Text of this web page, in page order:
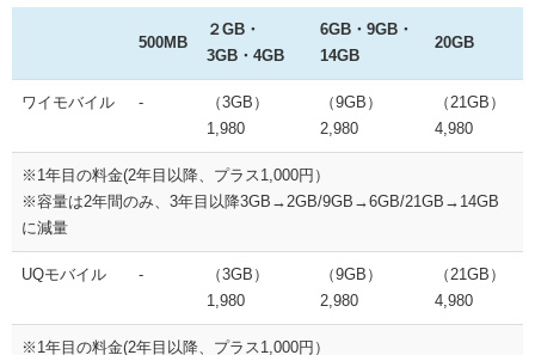
500MB
２GB・
3GB・4GB
6GB・9GB・
14GB
20GB
ワイモバイル -
（3GB）
1,980
（9GB）
2,980
（21GB）
4,980
※1年目の料金(2年目以降、プラス1,000円）
※容量は2年間のみ、3年目以降3GB→2GB/9GB→6GB/21GB→14GB
に減量
UQモバイル -
（3GB）
1,980
（9GB）
2,980
（21GB）
4,980
※1年目の料金(2年目以降、プラス1,000円）